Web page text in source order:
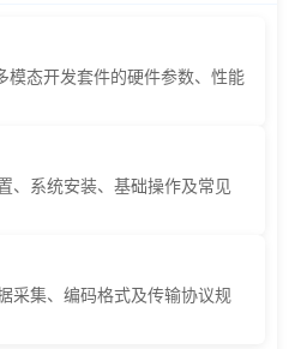
模态开发套件的硬件参数、性能
、系统安装、基础操作及常见
采集、编码格式及传输协议规